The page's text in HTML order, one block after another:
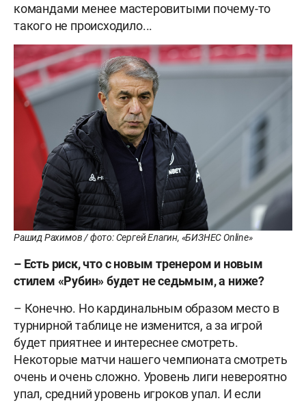
командами менее мастеровитыми почему-то
такого не происходило...
Рашид Рахимов / фото: Сергей Елагин, «БИЗНЕС Online»
– Есть риск, что с новым тренером и новым
стилем «Рубин» будет не седьмым, а ниже?
– Конечно. Но кардинальным образом место в
турнирной таблице не изменится, а за игрой
будет приятнее и интереснее смотреть.
Некоторые матчи нашего чемпионата смотреть
очень и очень сложно. Уровень лиги невероятно
упал, средний уровень игроков упал. И если